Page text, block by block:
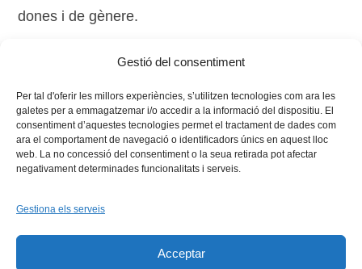
Gestió del consentiment
Per tal d'oferir les millors experiències, s’utilitzen tecnologies com ara les
galetes per a emmagatzemar i/o accedir a la informació del dispositiu. El
consentiment d’aquestes tecnologies permet el tractament de dades com
ara el comportament de navegació o identificadors únics en aquest lloc
web. La no concessió del consentiment o la seua retirada pot afectar
negativament determinades funcionalitats i serveis.
Gestiona els serveis
Acceptar
dones i de gènere.
diccionari,dones,història,recerca